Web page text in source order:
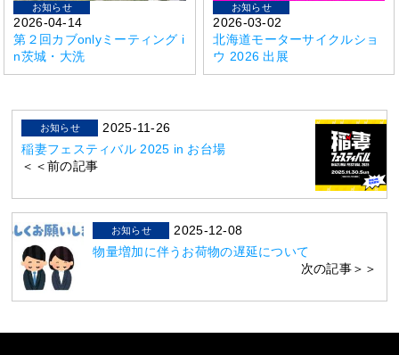
お知らせ
2026-04-14
第２回カブonlyミーティング i
n茨城・大洗
お知らせ
2026-03-02
北海道モーターサイクルショ
ウ 2026 出展
お知らせ
2025-11-26
稲妻フェスティバル 2025 in お台場
＜＜前の記事
お知らせ
2025-12-08
物量増加に伴うお荷物の遅延について
次の記事＞＞